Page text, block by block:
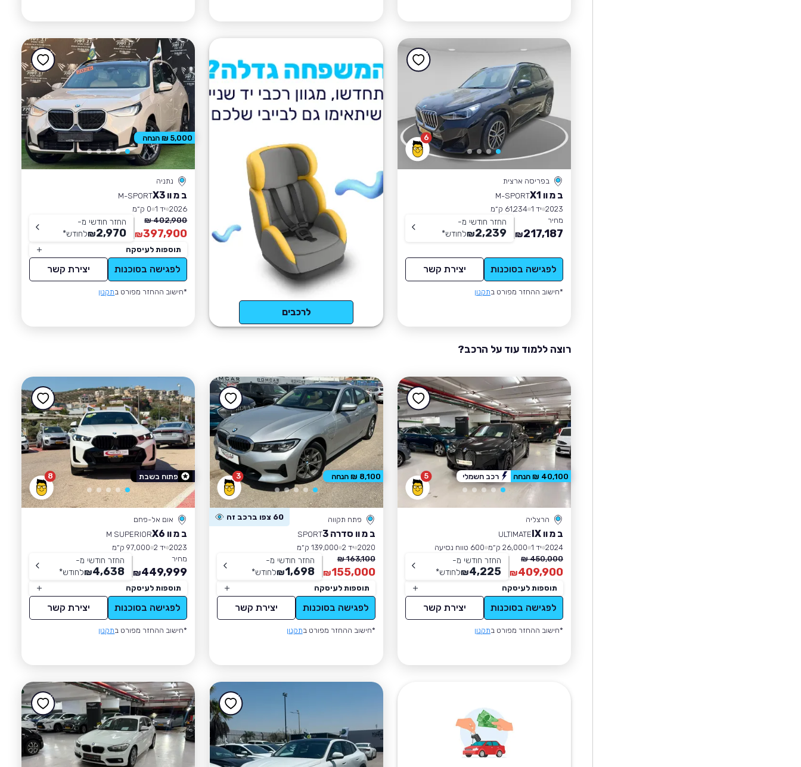
6
בפריסה ארצית
ב מ וו X1
M-SPORT
2023 יד 1
61,234 ק״מ
מחיר
217,187
₪
החזר חודשי מ-
2,239
₪לחודש*
לפגישה בסוכנות יצירת קשר
*חישוב ההחזר מפורט בתקנון
לרכבים
נתניה
ב מ וו X3
M-SPORT
2026 יד 1
0 ק״מ
402,900 ₪
397,900
₪
החזר חודשי מ-
2,970
₪לחודש*
תוספות לעיסקה
לפגישה בסוכנות יצירת קשר
*חישוב ההחזר מפורט בתקנון
5,000 ₪ הנחה
רוצה ללמוד עוד על הרכב?
5
הרצליה
ב מ וו IX
ULTIMATE
2024 יד 1 26,000 ק״מ
600 טווח נסיעה
450,000 ₪
409,900
₪
החזר חודשי מ-
4,225
₪לחודש*
תוספות לעיסקה
לפגישה בסוכנות יצירת קשר
*חישוב ההחזר מפורט בתקנון
40,100 ₪ הנחה רכב חשמלי 3
פתח תקווה 60 צפו ברכב זה
ב מ וו סדרה 3
SPORT
2020 יד 2
139,000 ק״מ
163,100 ₪
155,000
₪
החזר חודשי מ-
1,698
₪לחודש*
תוספות לעיסקה
לפגישה בסוכנות יצירת קשר
*חישוב ההחזר מפורט בתקנון
8,100 ₪ הנחה 8
אום אל-פחם
ב מ וו X6
M SUPERIOR
2023 יד 2
97,000 ק״מ
מחיר
449,999
₪
החזר חודשי מ-
4,638
₪לחודש*
תוספות לעיסקה
לפגישה בסוכנות יצירת קשר
*חישוב ההחזר מפורט בתקנון
פתוח בשבת